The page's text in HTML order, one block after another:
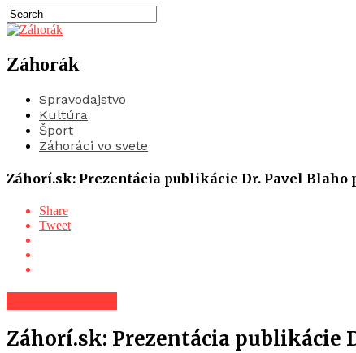
Záhorák
Spravodajstvo
Kultúra
Šport
Záhoráci vo svete
Záhorí.sk: Prezentácia publikácie Dr. Pavel
Share
Tweet
Záhorí.sk: Prezentácia publikácie